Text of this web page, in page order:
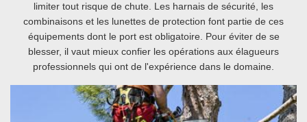
limiter tout risque de chute. Les harnais de sécurité, les
combinaisons et les lunettes de protection font partie de ces
équipements dont le port est obligatoire. Pour éviter de se
blesser, il vaut mieux confier les opérations aux élagueurs
professionnels qui ont de l'expérience dans le domaine.